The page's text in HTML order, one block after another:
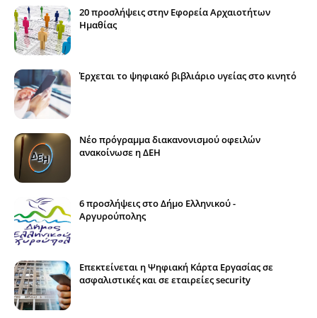
20 προσλήψεις στην Εφορεία Αρχαιοτήτων
Ημαθίας
Έρχεται το ψηφιακό βιβλιάριο υγείας στο κινητό
Νέο πρόγραμμα διακανονισμού οφειλών
ανακοίνωσε η ΔΕΗ
6 προσλήψεις στο Δήμο Ελληνικού -
Αργυρούπολης
Επεκτείνεται η Ψηφιακή Κάρτα Εργασίας σε
ασφαλιστικές και σε εταιρείες security